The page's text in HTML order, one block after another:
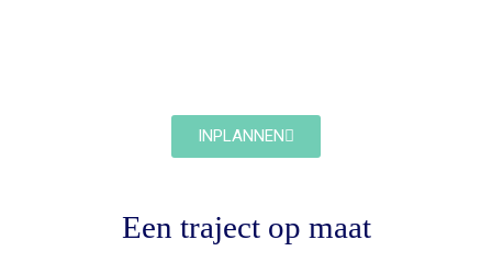
INPLANNEN
Een traject op maat